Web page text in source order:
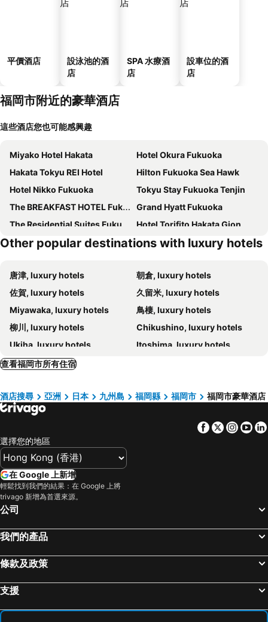
平價酒店
設泳池的酒
店
SPA 水療酒
店
設車位的酒
店
福岡市附近的豪華酒店
這些酒店您也可能感興趣
Miyako Hotel Hakata
Hotel Okura Fukuoka
Hakata Tokyu REI Hotel
Hilton Fukuoka Sea Hawk
Hotel Nikko Fukuoka
Tokyu Stay Fukuoka Tenjin
The BREAKFAST HOTEL Fukuoka Nakasu
Grand Hyatt Fukuoka
The Residential Suites Fukuoka
Hotel Torifito Hakata Gion
Hotel Marinoa Resort Fukuoka
The Luigans Spa and Resort
Hotel Mei Fukuoka Tenjin
The OneFive Terrace Fukuoka
Fukuoka Share
The Ritz-carlton, Fukuoka
H Hotel
S-peria Hotel Fukuokanakasu
Hotel Great Morning
The Arbor HOTEL
Garden Terrace Fukuoka Hotel & Resort
The Loft Inn Hakata
With The Style Fukuoka
Hakata-no-Yado Tsurezure-Ann
KKR Hotel Hakata
Aiyado Sumiyoshi
Other popular destinations with luxury hotels
唐津, luxury hotels
朝倉, luxury hotels
佐賀, luxury hotels
久留米, luxury hotels
Miyawaka, luxury hotels
鳥棲, luxury hotels
柳川, luxury hotels
Chikushino, luxury hotels
Ukiha, luxury hotels
Itoshima, luxury hotels
直方, luxury hotels
查看福岡市所有住宿
酒店搜尋 亞洲 日本 九州島 福岡縣 福岡市 福岡市豪華酒店
Facebook
Twitter
選擇您的地區
在 Google 上新增
輕鬆找到我們的結果：在 Google 上將
trivago 新增為首選來源。
公司
我們的產品
條款及政策
支援